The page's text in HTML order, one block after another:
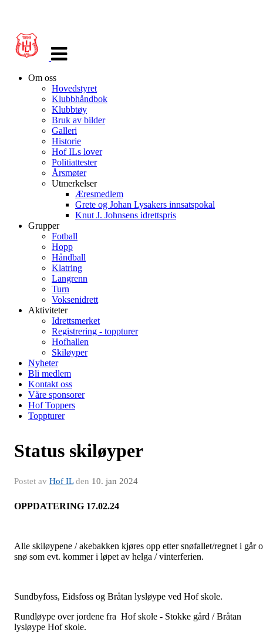
navigasjon
Om oss
Hovedstyret
Klubbhåndbok
Klubbtøy
Bruk av bilder
Galleri
Historie
Hof ILs lover
Politiattester
Årsmøter
Utmerkelser
Æresmedlem
Grete og Johan Lysakers innsatspokal
Knut J. Johnsens idrettspris
Grupper
Fotball
Hopp
Håndball
Klatring
Langrenn
Turn
Voksenidrett
Aktiviteter
Idrettsmerket
Registrering - toppturer
Hofhallen
Skiløyper
Nyheter
Bli medlem
Kontakt oss
Våre sponsorer
Hof Toppers
Toppturer
Status skiløyper
Postet av Hof ILden 10. jan 2024
OPPDATERING 17.02.24
Alle skiløypene / akebakken kjøres opp etter snøfallet/regnet i går
snø som evt. kommer i løpet av helga / vinterferien.
Sundbyfoss, Eidsfoss og Bråtan lysløype ved Hof skole.
Rundløype over jordene fra Hof skole - Stokke gård / Bråtan
lysløype Hof skole.